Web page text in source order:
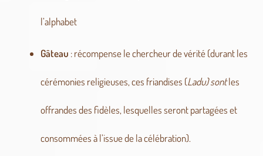
l’alphabet
Gâteau : récompense le chercheur de vérité (durant les
cérémonies religieuses, ces friandises (Ladu) sontles
offrandes des fidèles, lesquelles seront partagées et
consommées à l’issue de la célébration).